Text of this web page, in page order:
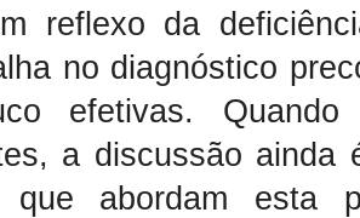
reflexo da
no diagnóstico
efetivas.
a discussão
que abordam esta